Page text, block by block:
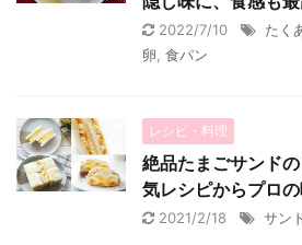
2022/7/10 たく
卵 食パン
レシピ・料理
絶品たまごサンド
気レシピからプロの
2021/2/18 サン